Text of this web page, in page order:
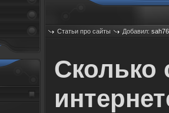
Статьи про сайты Добавил:
Сколько